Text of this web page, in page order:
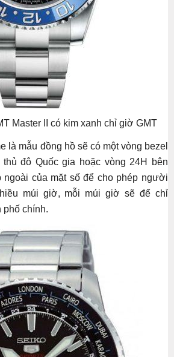
Master II có kim xanh chỉ giờ GMT
là mẫu đồng hồ sẽ có một vòng bezel
đô Quốc gia hoặc vòng 24H bên
ngoài của mặt số để cho phép người
múi giờ, mỗi múi giờ sẽ để chỉ
chính.